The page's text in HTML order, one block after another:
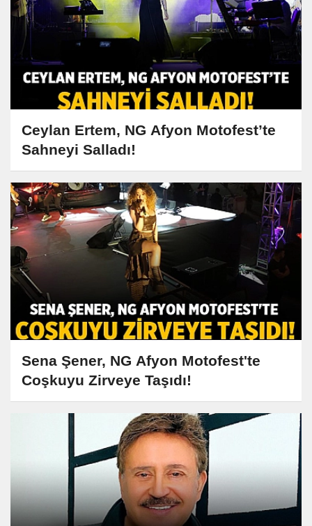
Ceylan Ertem, NG Afyon Motofest’te
Sahneyi Salladı!
Sena Şener, NG Afyon Motofest'te
Coşkuyu Zirveye Taşıdı!